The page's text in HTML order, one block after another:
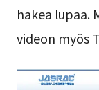
hakea lupaa.
videon myös